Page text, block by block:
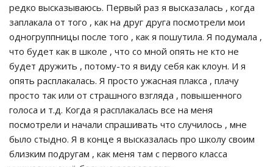
редко высказываюсь. Первый раз я высказалась , когда
заплакала от того , как на друг друга посмотрели мои
одногруппницы после того , как я пошутила. Я подумала ,
что будет как в школе , что со мной опять не кто не
будет дружить , потому-то я виду себя как клоун. И я
опять расплакалась. Я просто ужасная плакса , плачу
просто так или от страшного взгляда , повышенного
голоса и т.д. Когда я расплакалась все на меня
посмотрели и начали спрашивать что случилось , мне
было стыдно. Я в конце я высказалась про школу своим
близким подругам , как меня там с первого класса